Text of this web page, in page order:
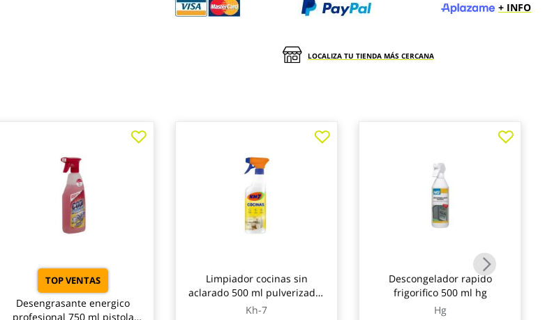
+ INFO
LOCALIZA TU TIENDA MÁS CERCANA
TOP VENTAS
Desengrasante energico
profesional 750 ml pistola
Limpiador cocinas sin
aclarado 500 ml pulverizador
kh-7
Kh-7
Descongelador rapido
frigorifico 500 ml hg
Hg